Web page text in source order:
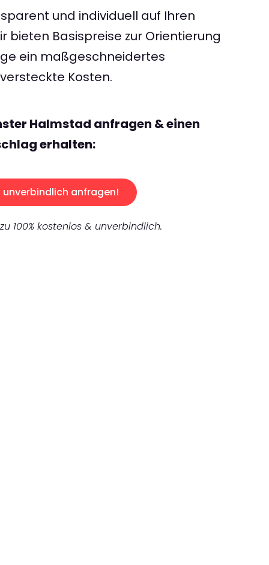
und individuell auf Ihren
bieten Basispreise zur Orientierung
ein maßgeschneidertes
Kosten.
Halmstad anfragen & einen
erhalten:
unverbindlich anfragen!
100% kostenlos & unverbindlich.